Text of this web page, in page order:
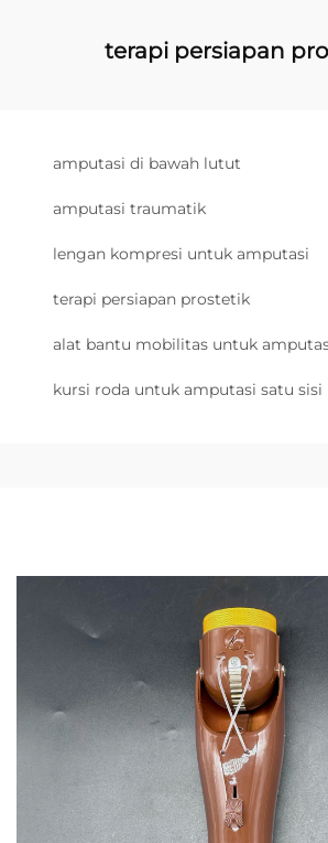
terapi persiapan
amputasi di bawah lutut
amputasi traumatik
lengan kompresi untuk amputasi
terapi persiapan prostetik
alat bantu mobilitas untuk
kursi roda untuk amputasi satu sisi